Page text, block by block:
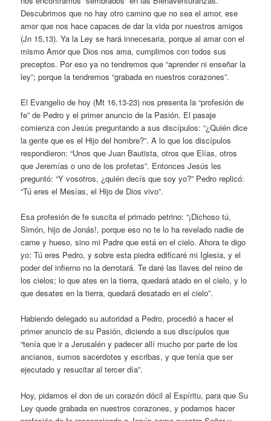
Descubrimos que no hay otro camino que no sea el amor, ese
amor que nos hace capaces de dar la vida por nuestros amigos
(Jn 15,13). Ya la Ley se hará innecesaria, porque al amar con el
mismo Amor que Dios nos ama, cumplimos con todos sus
preceptos. Por eso ya no tendremos que “aprender ni enseñar la
ley”; porque la tendremos “grabada en nuestros corazones”.
El Evangelio de hoy (Mt 16,13-23) nos presenta la “profesión de
fe” de Pedro y el primer anuncio de la Pasión. El pasaje
comienza con Jesús preguntando a sus discípulos: “¿Quién dice
la gente que es el Hijo del hombre?”. A lo que los discípulos
respondieron: “Unos que Juan Bautista, otros que Elías, otros
que Jeremías o uno de los profetas”. Entonces Jesús les
preguntó: “Y vosotros, ¿quién decís que soy yo?” Pedro replicó:
“Tú eres el Mesías, el Hijo de Dios vivo”.
Esa profesión de fe suscita el primado petrino: “¡Dichoso tú,
Simón, hijo de Jonás!, porque eso no te lo ha revelado nadie de
carne y hueso, sino mi Padre que está en el cielo. Ahora te digo
yo: Tú eres Pedro, y sobre esta piedra edificaré mi Iglesia, y el
poder del infierno no la derrotará. Te daré las llaves del reino de
los cielos; lo que ates en la tierra, quedará atado en el cielo, y lo
que desates en la tierra, quedará desatado en el cielo”.
Habiendo delegado su autoridad a Pedro, procedió a hacer el
primer anuncio de su Pasión, diciendo a sus discípulos que
“tenía que ir a Jerusalén y padecer allí mucho por parte de los
ancianos, sumos sacerdotes y escribas, y que tenía que ser
ejecutado y resucitar al tercer día”.
Hoy, pidamos el don de un corazón dócil al Espíritu, para que Su
Ley quede grabada en nuestros corazones, y podamos hacer